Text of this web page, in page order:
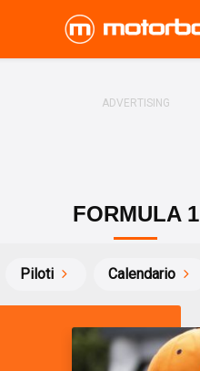
FORMULA 1
Piloti Calendario